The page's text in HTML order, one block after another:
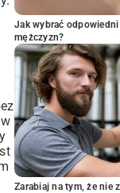
Jak wybrać
mężczyzn?
Zarabiaj na tym, że nie